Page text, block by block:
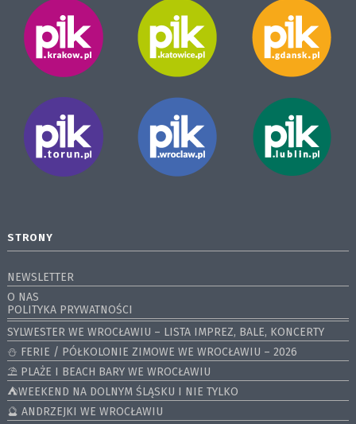
STRONY
NEWSLETTER
O NAS
POLITYKA PRYWATNOŚCI
SYLWESTER WE WROCŁAWIU – LISTA IMPREZ, BALE, KONCERTY
⛄️ FERIE / PÓŁKOLONIE ZIMOWE WE WROCŁAWIU – 2026
⛱️ PLAŻE I BEACH BARY WE WROCŁAWIU
⛺️WEEKEND NA DOLNYM ŚLĄSKU I NIE TYLKO
🔮 ANDRZEJKI WE WROCŁAWIU